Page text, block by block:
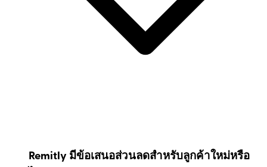
Remitly มีข้อเสนอส่วนลดสำหรับลูกค้าใหม่หรือ